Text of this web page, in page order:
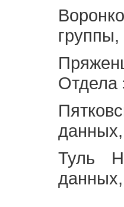
Отдела
Туль